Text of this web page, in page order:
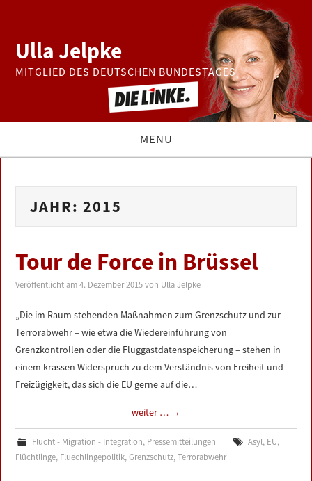
Ulla Jelpke
MITGLIED DES DEUTSCHEN BUNDESTAGES
MENU
BUNDESTAG
ZUR PERSON
LINKS
DATENSCHUTZERKLÄRUNG
JAHR:2015
Tour de Force in Brüssel
Veröffentlicht am4. Dezember 2015 von Ulla Jelpke
„Die im Raum stehenden Maßnahmen zum Grenzschutz und zur
Terrorabwehr – wie etwa die Wiedereinführung von
Grenzkontrollen oder die Fluggastdatenspeicherung – stehen in
einem krassen Widerspruch zu dem Verständnis von Freiheit und
Freizügigkeit, das sich die EU gerne auf die…
weiter … →
Flucht - Migration - Integration, Pressemitteilungen Asyl, EU,
Flüchtlinge, Fluechlingepolitik,Grenzschutz,Terrorabwehr